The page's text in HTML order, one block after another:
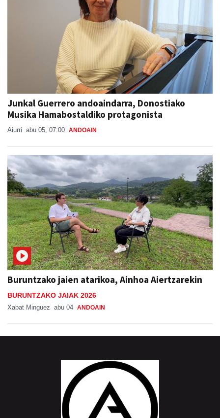
Junkal Guerrero andoaindarra, Donostiako
Musika Hamabostaldiko protagonista
Aiurri abu 05, 07:00 ANDOAIN
Buruntzako jaien atarikoa, Ainhoa Aiertzarekin
BURUNTZAKO JAIAK 2026
Xabat Minguez abu 04 ANDOAIN